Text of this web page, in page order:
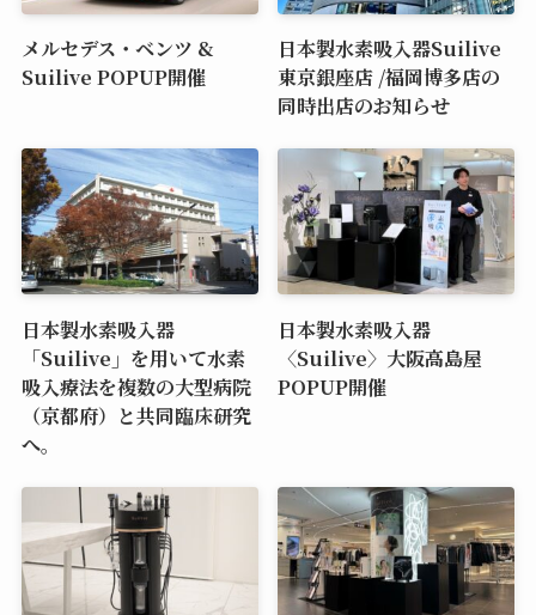
メルセデス・ベンツ &
Suilive POPUP開催
日本製水素吸入器Suilive
東京銀座店 /福岡博多店の
同時出店のお知らせ
日本製水素吸入器
「Suilive」を用いて水素
吸入療法を複数の大型病院
（京都府）と共同臨床研究
へ。
日本製水素吸入器
〈Suilive〉大阪高島屋
POPUP開催